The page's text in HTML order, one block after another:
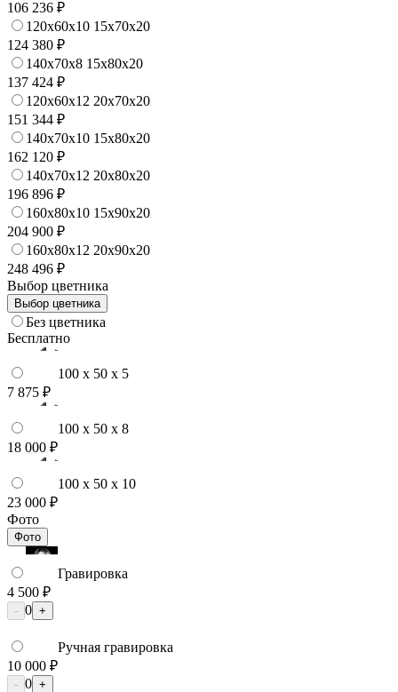
106 236 ₽
120x60x10 15x70x20
124 380 ₽
140x70x8 15x80x20
137 424 ₽
120x60x12 20x70x20
151 344 ₽
140x70x10 15x80x20
162 120 ₽
140x70x12 20x80x20
196 896 ₽
160x80x10 15x90x20
204 900 ₽
160x80x12 20x90x20
248 496 ₽
Выбор цветника
Выбор цветника
Без цветника
Бесплатно
100 x 50 x 5
7 875 ₽
100 x 50 x 8
18 000 ₽
100 x 50 x 10
23 000 ₽
Фото
Фото
Гравировка
4 500 ₽
- 0 +
Ручная гравировка
10 000 ₽
- 0 +